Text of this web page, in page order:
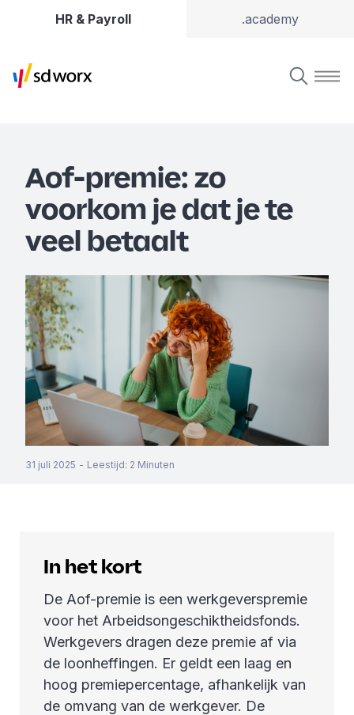
HR & Payroll .academy
Aof-premie: zo
voorkom je dat je te
veel betaalt
31 juli 2025 - Leestijd: 2 Minuten
In het kort
De Aof-premie is een werkgeverspremie
voor het Arbeidsongeschiktheidsfonds.
Werkgevers dragen deze premie af via
de loonheffingen. Er geldt een laag en
hoog premiepercentage, afhankelijk van
de omvang van de werkgever. De